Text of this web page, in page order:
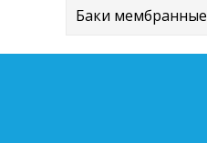
Баки мембранные